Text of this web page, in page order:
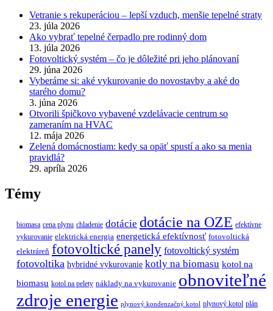
Vetranie s rekuperáciou – lepší vzduch, menšie tepelné straty
23. júla 2026
Ako vybrať tepelné čerpadlo pre rodinný dom
13. júla 2026
Fotovoltický systém – čo je dôležité pri jeho plánovaní
29. júna 2026
Vyberáme si: aké vykurovanie do novostavby a aké do
starého domu?
3. júna 2026
Otvorili špičkovo vybavené vzdelávacie centrum so
zameraním na HVAC
12. mája 2026
Zelená domácnostiam: kedy sa opäť spustí a ako sa menia
pravidlá?
29. apríla 2026
Témy
biomasa cena plynu chladenie dotácie dotácie na OZE efektívne
vykurovanie elektrická energia energetická efektívnosť fotovoltická
elektráreň fotovoltické panely fotovoltický systém
fotovoltika hybridné vykurovanie kotly na biomasu kotol na
biomasu kotol na pelety náklady na vykurovanie obnoviteľné
zdroje energie plynový kondenzačný kotol plynový kotol plán